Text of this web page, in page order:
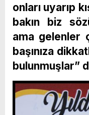
onları uyarıp
bakın biz
ama gelenler
başınıza
bulunmuşlar”